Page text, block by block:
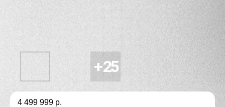
4 499 999 р.